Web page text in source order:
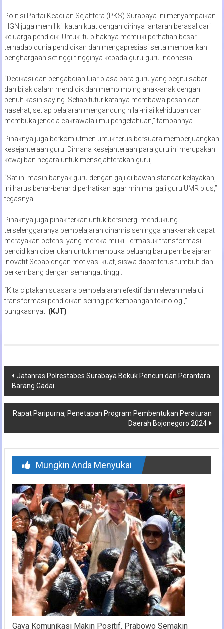
Politisi Partai Keadilan Sejahtera (PKS) Surabaya ini menyampaikan
HGN juga memiliki ikatan kuat dengan dirinya lantaran berasal dari
keluarga pendidik. Untuk itu pihaknya memiliki perhatian besar
terhadap dunia pendidikan dan mengapresiasi serta memberikan
penghargaan setinggi-tingginya kepada guru-guru Indonesia.
“Dedikasi dan pengabdian luar biasa para guru yang begitu sabar
dan bijak dalam mendidik dan membimbing anak-anak dengan
penuh kasih saying. Setiap tutur katanya membawa pesan dan
nasehat, setiap pelajaran mengandung nilai-nilai kehidupan dan
membuka jendela cakrawala ilmu pengetahuan,” tambahnya.
Pihaknya juga berkomiutmen untuk terus bersuara memperjuangkan
kesejahteraan guru. Dimana kesejahteraan para guru ini merupakan
kewajiban negara untuk mensejahterakan guru,
“Sat ini masih banyak guru dengan gaji di bawah standar kelayakan,
ini harus benar-benar diperhatikan agar minimal gaji guru UMR plus,”
tegasnya.
Pihaknya juga pihak terkait untuk bersinergi mendukung
terselenggaranya pembelajaran dinamis sehingga anak-anak dapat
merayakan potensi yang mereka miliki.Termasuk transformasi
pendidikan diperlukan untuk membuka peluang baru pembelajaran
inovatif.Sebab dngan motivasi kuat, siswa dapat terus tumbuh dan
berkembang dengan semangat tinggi.
“Kita ciptakan suasana pembelajaran efektif dan relevan melalui
transformasi pendidikan seiring perkembangan teknologi,”
pungkasnya. (KJT)
Navigasi
pos
Jatanras Polrestabes Surabaya Bekuk Pencuri dan Perantara
Barang Gadai
Rapat Paripurna, Penetapan Program Pembentukan Peraturan
Daerah Bojonegoro 2024
Mungkin Anda Menyukai
Gaya Komunikasi Makin Positif, Prabowo Semakin